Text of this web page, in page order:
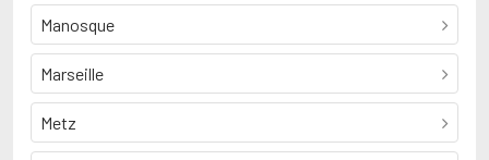
Manosque
Marseille
Metz